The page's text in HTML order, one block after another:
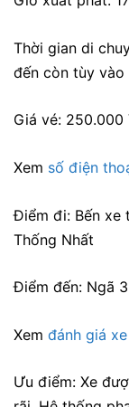
Thời gian di
đến còn tùy vào
Giá vé: 250.000
Xem số điện
Điểm đi: Bến xe
Thống Nhất
Điểm đến: Ngã
Xem đánh giá
Ưu điểm: Xe